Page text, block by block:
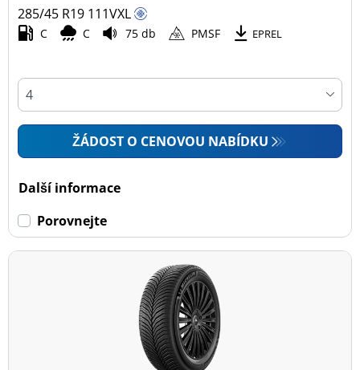
285/45 R19 111VXL
C C 75 db PMSF EPREL
ŽÁDOST O CENOVOU NABÍDKU
Další informace
Porovnejte